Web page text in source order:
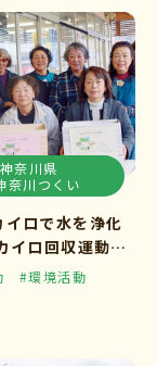
神奈川県
奈川つくい
イロで水を浄化
イロ回収運動ス
#環境活動